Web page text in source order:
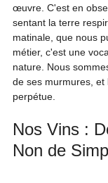
œuvre. C'est en
sentant la terre
matinale, que nous
métier, c'est une
nature. Nous
de ses murmures, et
perpétue.
Nos Vins :
Non de